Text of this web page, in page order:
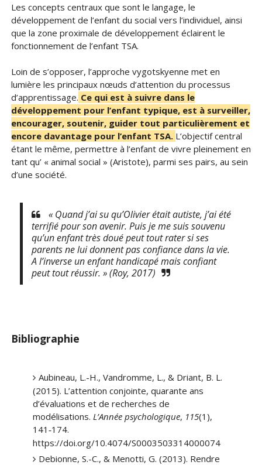
Les concepts centraux que sont le langage, le
développement de l’enfant du social vers l’individuel, ainsi
que la zone proximale de développement éclairent le
fonctionnement de l’enfant TSA.
Loin de s’opposer, l’approche vygotskyenne met en
lumière les principaux nœuds d’attention du processus
d’apprentissage. Ce qui est à suivre dans le
développement pour l’enfant typique, est à surveiller,
encourager, soutenir, guider tout particulièrement et
encore davantage pour l’enfant TSA. L’objectif central
étant le même, permettre à l’enfant de vivre pleinement en
tant qu’ « animal social » (Aristote), parmi ses pairs, au sein
d’une société.
« Quand j’ai su qu’Olivier était autiste, j’ai été
terrifié pour son avenir. Puis je me suis souvenu
qu’un enfant très doué peut tout rater si ses
parents ne lui donnent pas confiance dans la vie.
A l’inverse un enfant handicapé mais confiant
peut tout réussir. » (Roy, 2017)
Bibliographie
Aubineau, L.-H., Vandromme, L., & Driant, B. L.
(2015). L’attention conjointe, quarante ans
d’évaluations et de recherches de
modélisations.L’Année psychologique, 115(1),
141‑174.
https://doi.org/10.4074/S0003503314000074
Debionne, S.-C., & Menotti, G. (2013). Rendre